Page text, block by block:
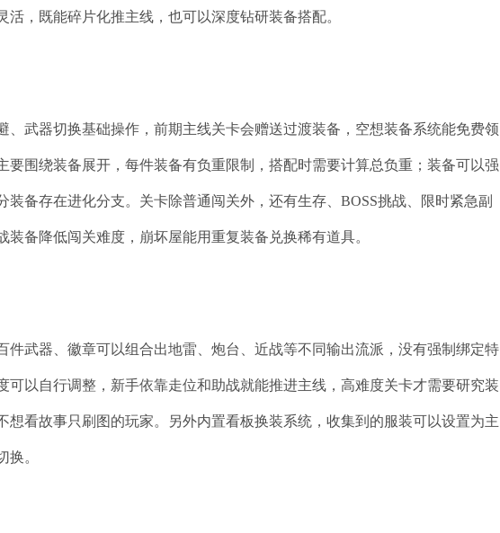
活，既能碎片化推主线，也可以深度钻研装备搭配。
、武器切换基础操作，前期主线关卡会赠送过渡装备，空想装备系统能免费领
要围绕装备展开，每件装备有负重限制，搭配时需要计算总负重；装备可以强
备存在进化分支。关卡除普通闯关外，还有生存、BOSS挑战、限时紧急副
备降低闯关难度，崩坏屋能用重复装备兑换稀有道具。
件武器、徽章可以组合出地雷、炮台、近战等不同输出流派，没有强制绑定特
可以自行调整，新手依靠走位和助战就能推进主线，高难度关卡才需要研究装
想看故事只刷图的玩家。另外内置看板换装系统，收集到的服装可以设置为主
换。